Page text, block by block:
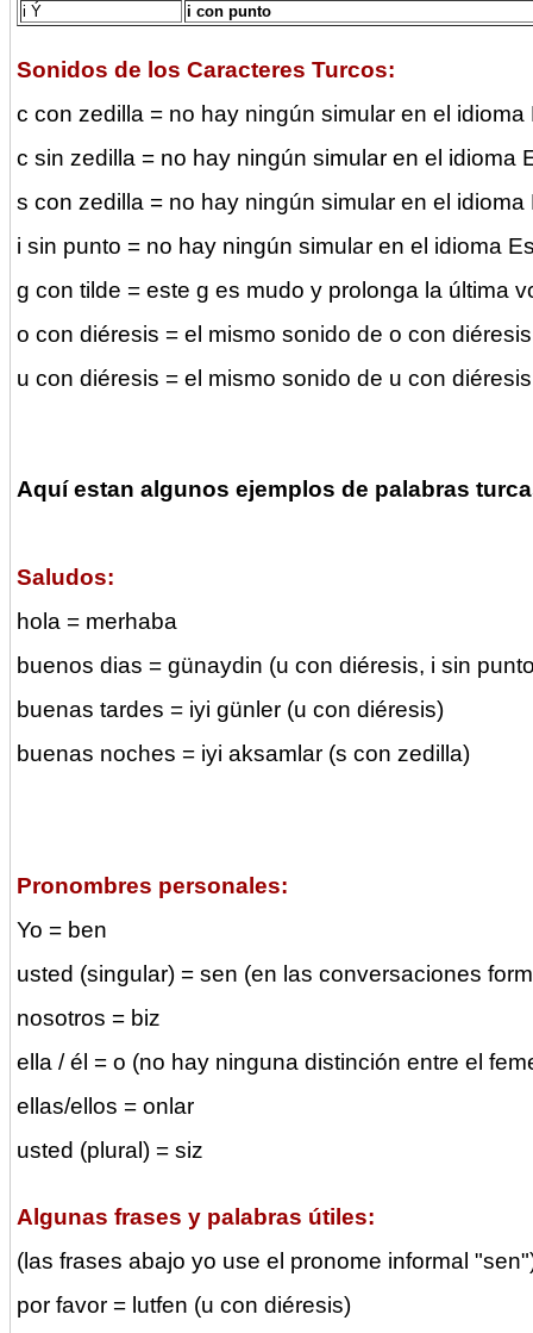
i Ý
i con punto
Sonidos de los Caracteres Turcos:
c con zedilla = no hay ningún simular en el
c sin zedilla = no hay ningún simular en el idioma
s con zedilla = no hay ningún simular en el
i sin punto = no hay ningún simular en el idioma
g con tilde = este g es mudo y prolonga la última
o con diéresis = el mismo sonido de o con
u con diéresis = el mismo sonido de u con
Aquí estan algunos ejemplos de palabras
Saludos:
hola = merhaba
buenos dias = günaydin (u con diéresis, i sin
buenas tardes = iyi günler (u con diéresis)
buenas noches = iyi aksamlar (s con zedilla)
Pronombres personales:
Yo = ben
usted (singular) = sen (en las conversaciones
nosotros = biz
ella / él = o (no hay ninguna distinción entre el
ellas/ellos = onlar
usted (plural) = siz
Algunas frases y palabras útiles:
(las frases abajo yo use el pronome informal
por favor = lutfen (u con diéresis)